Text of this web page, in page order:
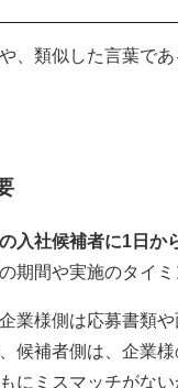
、類似した言葉で
入社候補者に1日か
期間や実施のタイミ
業様側は応募書類
候補者側は、企業
にミスマッチがない